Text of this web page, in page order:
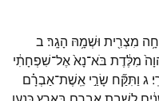
מִצְרִ֖ית וּשְׁמָ֥הּ הָגָֽר׃ ב
מִלֶּ֔דֶת בֹּא־נָא֙אֶל־שִׁפְחָתִ֔י
ג וַתִּקַּ֞ח שָׂרַ֣י אֵֽשֶׁת־אַבְרָ֗ם